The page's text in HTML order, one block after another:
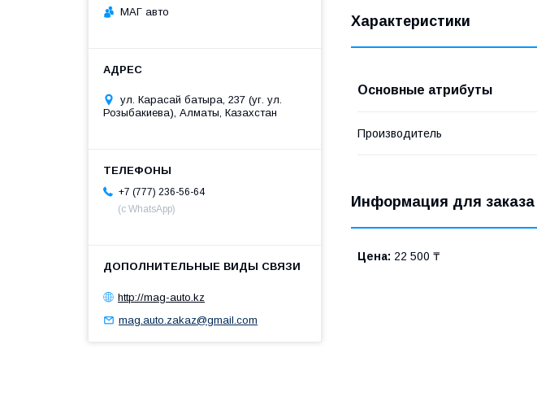
Характеристики
Основные атрибуты
Производитель
Информация для заказа
Цена: 22 500 ₸
МАГ авто
ул. Карасай батыра, 237 (уг. ул.
Розыбакиева), Алматы, Казахстан
+7 (777) 236-56-64
(с WhatsApp)
http://mag-auto.kz
mag.auto.zakaz@gmail.com